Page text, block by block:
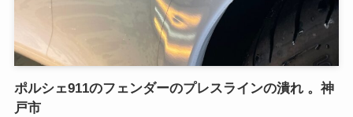
ポルシェ911のフェンダーのプレスラインの潰れ 。神
戸市